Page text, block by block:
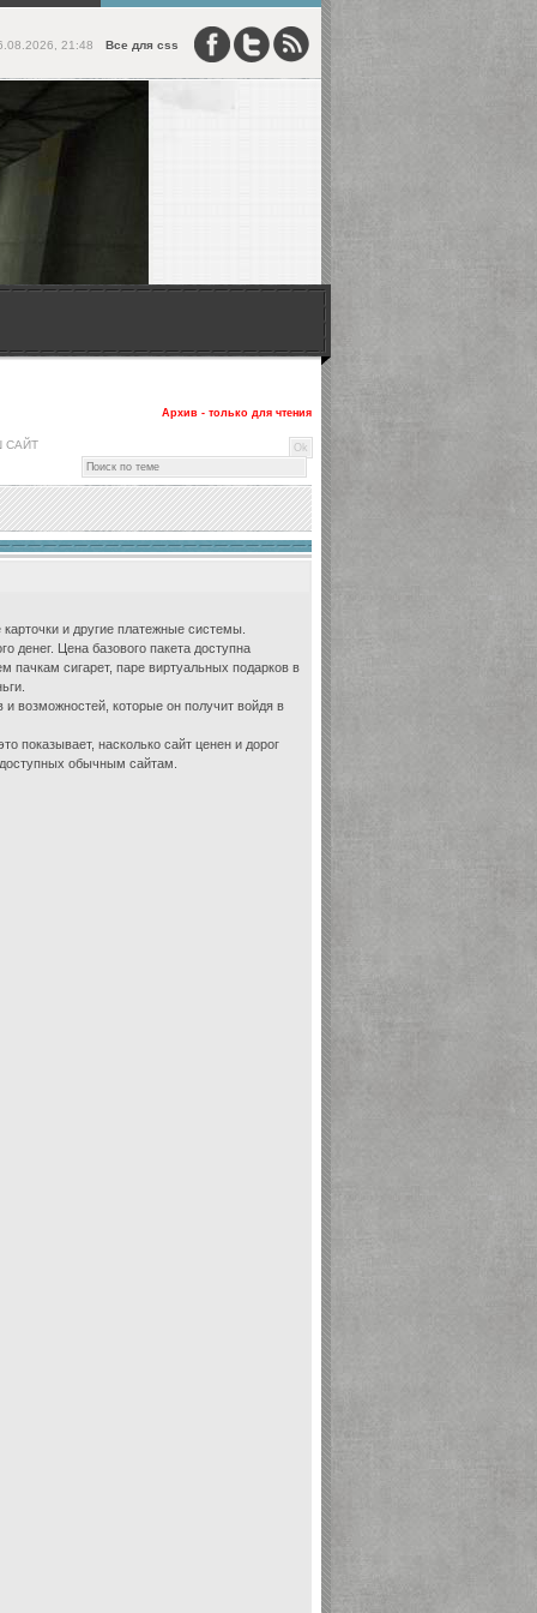
21:48 Все для css
Архив - только для чтения
САЙТ
и другие платежные системы.
денег. Цена базового пакета доступна
пачкам сигарет, паре виртуальных подарков в
возможностей, которые он получит войдя в
показывает, насколько сайт ценен и дорог
обычным сайтам.